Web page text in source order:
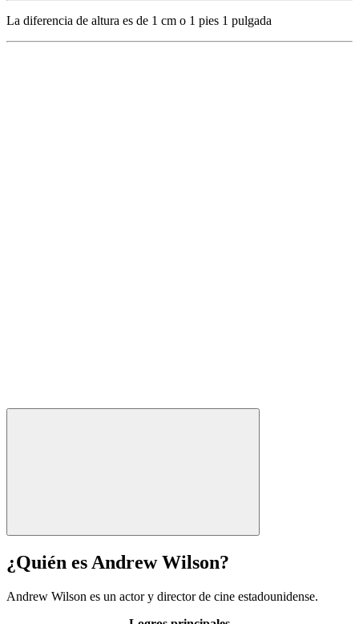
La diferencia de altura es de 1 cm o 1 pies 1 pulgada
¿Quién es Andrew Wilson?
Andrew Wilson es un actor y director de cine estadounidense.